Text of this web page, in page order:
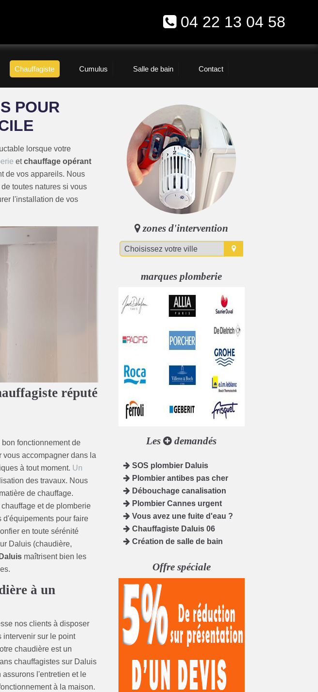
04 22 13 04 58
Chauffagiste Cumulus Salle de bain Contact
POUR
lorsque votre
etchauffage opérant
de vos appareils. Nous
toutes natures si vous
l'installation de vos
réputé
fonctionnement de
vous accompagner dans la
à tout moment. Un
des travaux. Nous
de chauffage.
et de plomberie
d'équipements pour faire
en toute sérénité
Daluis (chaudière,
maîtrisent bien les
à un
nos clients à disposer
intervenir sur le point
chaudière est un
chauffagistes sur Daluis
l'entretien et le
à la maison.
zones d'intervention
marques plomberie
Les demandés
SOS plombier Daluis
Plombier antibes pas cher
Débouchage canalisation
Plombier Cannes urgent
Vous avez une fuite d'eau ?
Chauffagiste Daluis 06
Création de salle de bain
Offre spéciale